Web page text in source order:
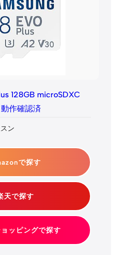
128GB microSDXC
作確認済
ン
で探す
天で探す
ッピングで探す